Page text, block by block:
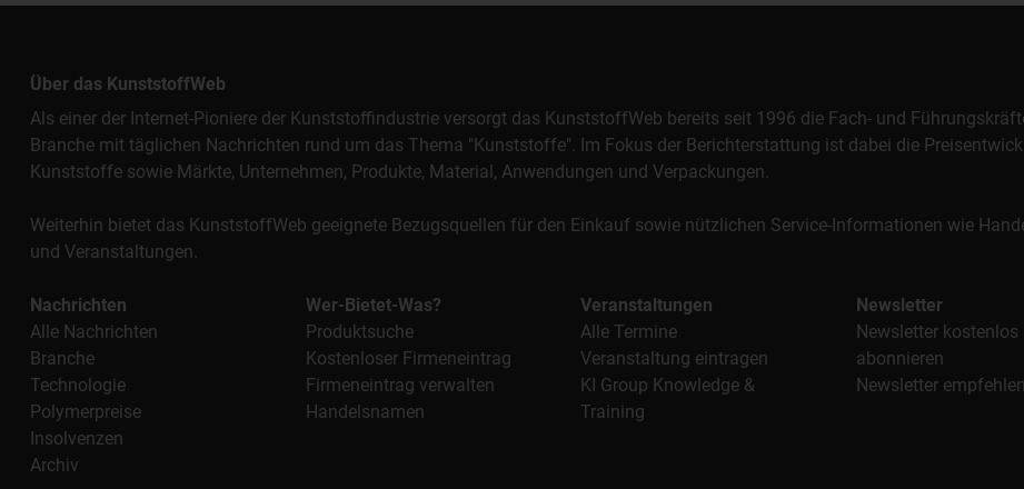
Über das KunststoffWeb
Als einer der Internet-Pioniere der Kunststoffindustrie versorgt das KunststoffWeb bereits seit 1996 die Fach- und
Branche mit täglichen Nachrichten rund um das Thema "Kunststoffe". Im Fokus der Berichterstattung ist dabei die
Kunststoffe sowie Märkte, Unternehmen, Produkte, Material, Anwendungen und Verpackungen.
Weiterhin bietet das KunststoffWeb geeignete Bezugsquellen für den Einkauf sowie nützlichen Service-Informationen wie
und Veranstaltungen.
Nachrichten
Alle Nachrichten
Branche
Technologie
Polymerpreise
Insolvenzen
Archiv
Wer-Bietet-Was?
Produktsuche
Kostenloser Firmeneintrag
Firmeneintrag verwalten
Handelsnamen
Veranstaltungen
Alle Termine
Veranstaltung eintragen
KI Group Knowledge &
Training
Newsletter
Newsletter kostenlos
abonnieren
Newsletter empfehlen